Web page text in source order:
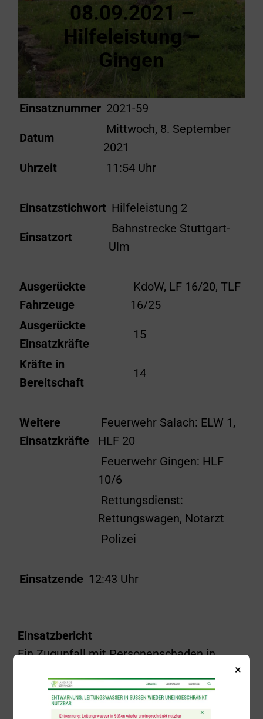
08.09.2021 –
Hilfeleistung –
Gingen
Einsatznummer 2021-59
Datum
Mittwoch, 8. September
2021
Uhrzeit
11:54 Uhr
Einsatzstichwort Hilfeleistung 2
Einsatzort
Bahnstrecke Stuttgart-
Ulm
Ausgerückte
Fahrzeuge
KdoW, LF 16/20, TLF
16/25
Ausgerückte
Einsatzkräfte
15
Kräfte in
Bereitschaft
14
Weitere
Einsatzkräfte
Feuerwehr Salach: ELW 1,
HLF 20
Feuerwehr Gingen: HLF
10/6
Rettungsdienst:
Rettungswagen, Notarzt
Polizei
Einsatzende 12:43 Uhr
Einsatzbericht
Ein Zugunfall mit Personenschaden in
Mittwochvormittag um 11:54 Uhr zur
Alarmierung der Freiwilligen Feuerwehr
×